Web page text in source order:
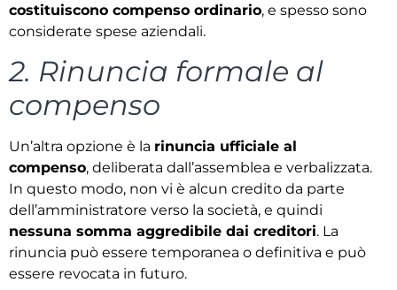
costituiscono compenso ordinario, e spesso sono
considerate spese aziendali.
2. Rinuncia formale al
compenso
Un’altra opzione è la rinuncia ufficiale al
compenso, deliberata dall’assemblea e verbalizzata.
In questo modo, non vi è alcun credito da parte
dell’amministratore verso la società, e quindi
nessuna somma aggredibile dai creditori. La
rinuncia può essere temporanea o definitiva e può
essere revocata in futuro.